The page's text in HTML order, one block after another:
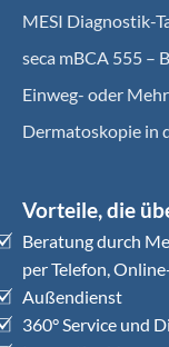
MESI Diagnostik-
seca mBCA 555 –
Einweg- oder
Dermatoskopie in
Vorteile, die
Beratung durch
per Telefon,
Außendienst
360° Service und